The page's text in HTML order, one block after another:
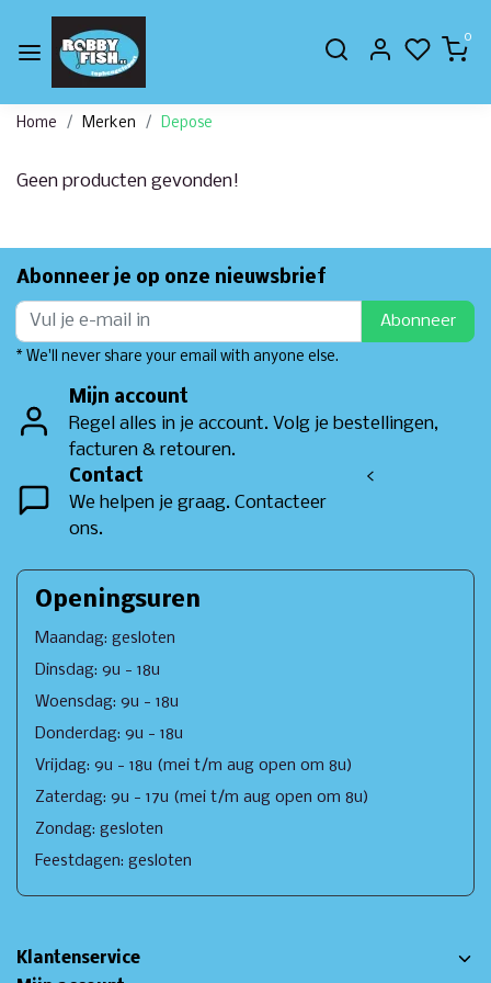
0
Home Merken Depose
Geen producten gevonden!
Abonneer je op onze nieuwsbrief
Abonneer
* We'll never share your email with anyone else.
Mijn account
Regel alles in je account. Volg je bestellingen,
facturen & retouren.
Contact
We helpen je graag. Contacteer
ons.
<
Openingsuren
Maandag: gesloten
Dinsdag: 9u - 18u
Woensdag: 9u - 18u
Donderdag: 9u - 18u
Vrijdag: 9u - 18u (mei t/m aug open om 8u)
Zaterdag: 9u - 17u (mei t/m aug open om 8u)
Zondag: gesloten
Feestdagen: gesloten
Klantenservice